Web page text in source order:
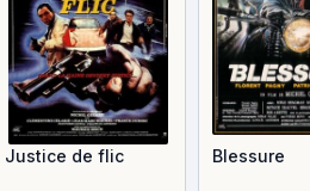
Justice de flic Blessure